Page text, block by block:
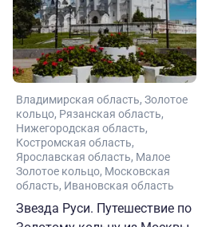
Владимирская область Золотое
кольцо Рязанская область
Нижегородская область
Костромская область
Ярославская область Малое
Золотое кольцо Московская
область Ивановская область
Звезда Руси. Путешествие по